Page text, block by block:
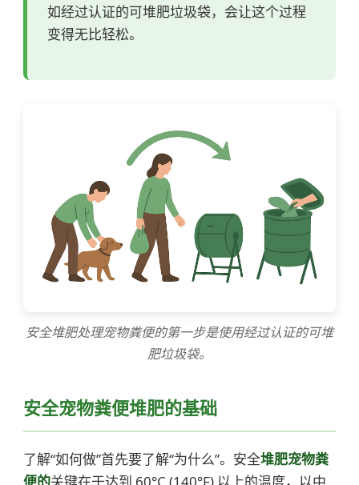
如经过认证的可堆肥垃圾袋，会让这个过程
变得无比轻松。
安全堆肥处理宠物粪便的第一步是使用经过认证的可堆
肥垃圾袋。
安全宠物粪便堆肥的基础
了解“如何做”首先要了解“为什么”。安全堆肥宠物粪
便的关键在于达到 60°C (140°F) 以上的温度，以中